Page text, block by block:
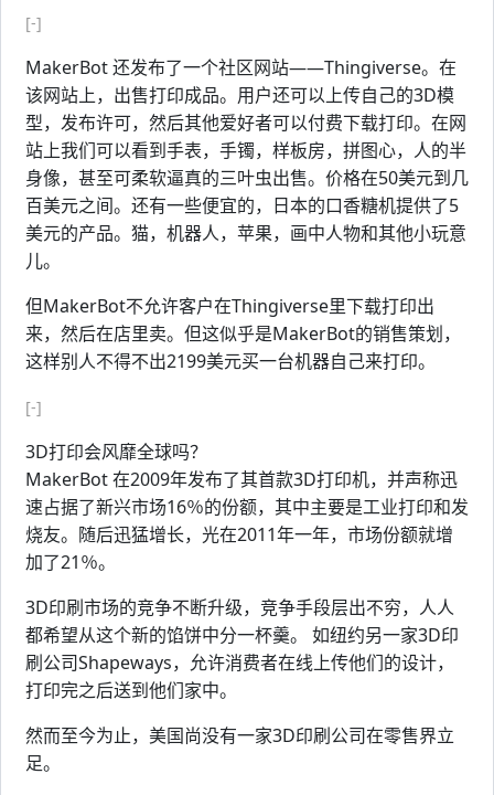
[-]
MakerBot 还发布了一个社区网站——Thingiverse。在
该网站上，出售打印成品。用户还可以上传自己的3D模
型，发布许可，然后其他爱好者可以付费下载打印。在网
站上我们可以看到手表，手镯，样板房，拼图心，人的半
身像，甚至可柔软逼真的三叶虫出售。价格在50美元到几
百美元之间。还有一些便宜的，日本的口香糖机提供了5
美元的产品。猫，机器人，苹果，画中人物和其他小玩意
儿。
但MakerBot不允许客户在Thingiverse里下载打印出
来，然后在店里卖。但这似乎是MakerBot的销售策划，
这样别人不得不出2199美元买一台机器自己来打印。
[-]
3D打印会风靡全球吗？
MakerBot 在2009年发布了其首款3D打印机，并声称迅
速占据了新兴市场16％的份额，其中主要是工业打印和发
烧友。随后迅猛增长，光在2011年一年，市场份额就增
加了21％。
3D印刷市场的竞争不断升级，竞争手段层出不穷，人人
都希望从这个新的馅饼中分一杯羹。 如纽约另一家3D印
刷公司Shapeways，允许消费者在线上传他们的设计，
打印完之后送到他们家中。
然而至今为止，美国尚没有一家3D印刷公司在零售界立
足。